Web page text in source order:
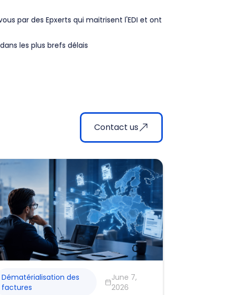
par des Epxerts qui maitrisent l'EDI et ont
les plus brefs délais
Contact us
Dématérialisation des
factures
June 7,
2026